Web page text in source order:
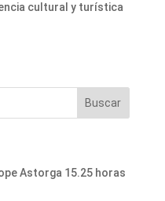
cultural y turística
Astorga 15.25 horas